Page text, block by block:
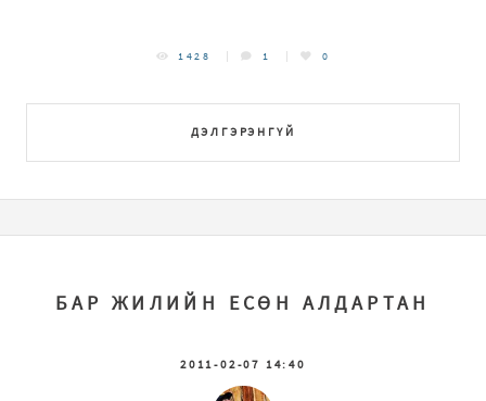
ДЭЛГЭРЭНГҮЙ
1428 1 0
БАР ЖИЛИЙН ЕСӨН АЛДАРТАН
2011-02-07 14:40